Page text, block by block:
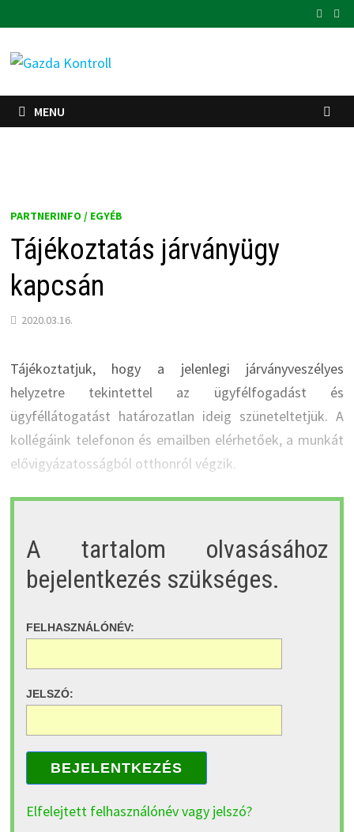
to
content
MENU
PARTNERINFO / EGYÉB
Tájékoztatás járványügy
kapcsán
2020.03.16.
Tájékoztatjuk, hogy a jelenlegi járványveszélyes
helyzetre tekintettel az ügyfélfogadást és
ügyféllátogatást határozatlan ideig szüneteltetjük. A
kollégáink telefonon és emailben elérhetőek, a munkát
elővigyázatosságból otthonról végzik.
A tartalom olvasásához
bejelentkezés szükséges.
FELHASZNÁLÓNÉV:
JELSZÓ:
BEJELENTKEZÉS
Elfelejtett felhasználónév vagy jelszó?